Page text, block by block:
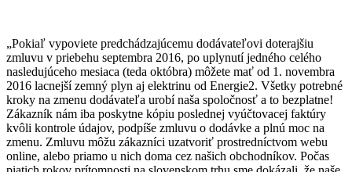
„Pokiaľ vypoviete predchádzajúcemu dodávateľovi doterajšiu
zmluvu v priebehu septembra 2016, po uplynutí jedného celého
nasledujúceho mesiaca (teda októbra) môžete mať od 1. novembra
2016 lacnejší zemný plyn aj elektrinu od Energie2. Všetky potrebné
kroky na zmenu dodávateľa urobí naša spoločnosť a to bezplatne!
Zákazník nám iba poskytne kópiu poslednej vyúčtovacej faktúry
kvôli kontrole údajov, podpíše zmluvu o dodávke a plnú moc na
zmenu. Zmluvu môžu zákazníci uzatvoriť prostredníctvom webu
online, alebo priamo u nich doma cez našich obchodníkov. Počas